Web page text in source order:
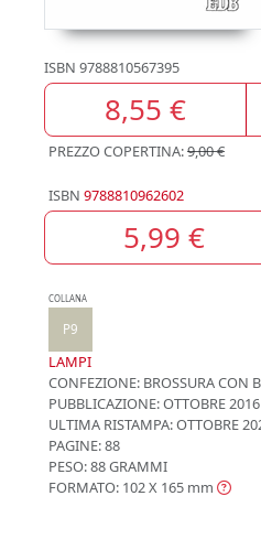
ISBN 9788810567395
8,55 €
PREZZO COPERTINA:9,00 €
ISBN 9788810962602
5,99 €
COLLANA
P9
LAMPI
CONFEZIONE: BROSSURA CON
PUBBLICAZIONE:OTTOBRE 2016
ULTIMA RISTAMPA:OTTOBRE
PAGINE: 88
PESO: 88 GRAMMI
FORMATO: 102 X 165 mm